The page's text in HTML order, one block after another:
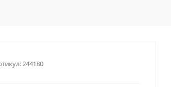
244180